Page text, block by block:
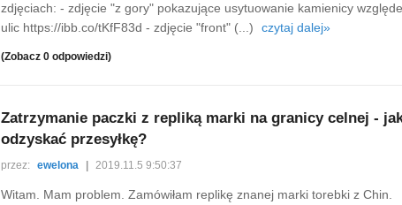
zdjęciach: - zdjęcie "z gory" pokazujące usytuowanie kamienicy
ulic https://ibb.co/tKfF83d - zdjęcie "front" (...)
czytaj dalej»
(Zobacz 0 odpowiedzi)
Zatrzymanie paczki z repliką marki na granicy celnej -
odzyskać przesyłkę?
przez: ewelona 2019.11.5 9:50:37
Witam. Mam problem. Zamówiłam replikę znanej marki torebki z Chin.